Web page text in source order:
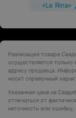
«Le Rina»
Реализация товара
осуществляется
адресу продавца.
носит справочный
Указанная цена на
отличаться от
неточность или